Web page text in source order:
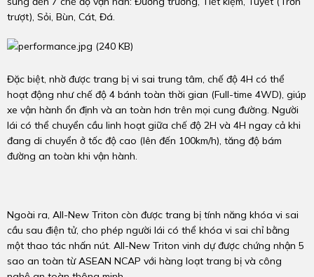
trượt), Sỏi, Bùn, Cát, Đá.
Đặc biệt, nhờ được trang bị vi sai trung tâm, chế độ 4H có thể
hoạt động như chế độ 4 bánh toàn thời gian (Full-time 4WD), giúp
xe vận hành ổn định và an toàn hơn trên mọi cung đường. Người
lái có thể chuyển cầu linh hoạt giữa chế độ 2H và 4H ngay cả khi
đang di chuyển ở tốc độ cao (lên đến 100km/h), tăng độ bám
đường an toàn khi vận hành.
Ngoài ra, All-New Triton còn được trang bị tính năng khóa vi sai
cầu sau điện tử, cho phép người lái có thể khóa vi sai chỉ bằng
một thao tác nhấn nút. All-New Triton vinh dự được chứng nhận 5
sao an toàn từ ASEAN NCAP với hàng loạt trang bị và công